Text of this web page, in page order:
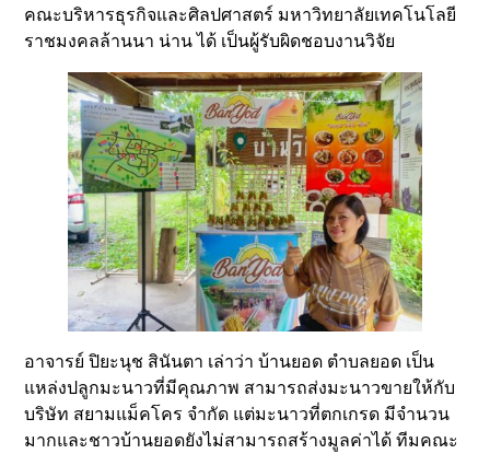
คณะบริหารธุรกิจและศิลปศาสตร์ มหาวิทยาลัยเทคโนโลยี
ราชมงคลล้านนา น่าน ได้ เป็นผู้รับผิดชอบงานวิจัย
อาจารย์ ปิยะนุช สินันตา เล่าว่า บ้านยอด ตำบลยอด เป็น
แหล่งปลูกมะนาวที่มีคุณภาพ สามารถส่งมะนาวขายให้กับ
บริษัท สยามแม็คโคร จำกัด แต่มะนาวที่ตกเกรด มีจำนวน
มากและชาวบ้านยอดยังไม่สามารถสร้างมูลค่าได้ ทีมคณะ